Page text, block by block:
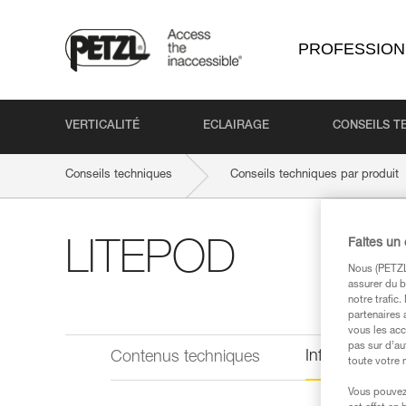
VERTICALITÉ ECLAIRAGE CONSEILS
Conseils techniques Conseils techniques par produit
LITEPOD
Contenus techniques Informations
Faites un
Nous
assurer du
notre trafic.
partenaires
vous les
pas sur
toute votre
Vous